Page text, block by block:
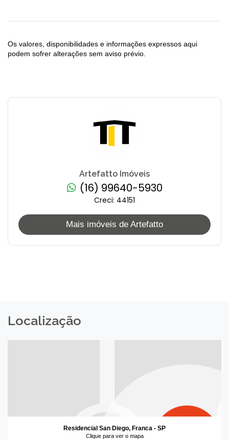
Os valores, disponibilidades e informações expressos aqui
podem sofrer alterações sem aviso prévio.
Artefatto Imóveis
(16) 99640-5930
Creci: 44151
Mais imóveis de Artefatto
Localização
Residencial San Diego, Franca - SP
Clique para ver o mapa